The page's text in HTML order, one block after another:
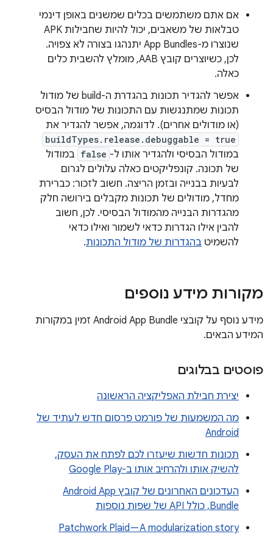
אם אתם משתמשים בכלים שמשנים באופן דינמי
טבלאות של משאבים, יכול להיות שחבילות APK
שנוצרו מ-App Bundles יתנהגו בצורה לא צפויה.
לכן, כשיוצרים קובץ AAB, מומלץ להשבית כלים
כאלה.
אפשר להגדיר תכונות בהגדרת ה-build של מודול
תכונות שמתנגשות עם התכונות של מודול הבסיס
(או מודולים אחרים). לדוגמה, אפשר להגדיר את
buildTypes.release.debuggable = true
במודול הבסיסי ולהגדיר אותו ל- false במודול
של תכונה. קונפליקטים כאלה עלולים לגרום
לבעיות בבנייה ובזמן הריצה. חשוב לזכור: כברירת
מחדל, מודולים של תכונות מקבלים בירושה חלק
מהגדרות הבנייה מהמודול הבסיסי. לכן, חשוב
להבין אילו הגדרות כדאי לשמור ואילו כדאי
להשמיט בהגדרות של מודול התכונות.
מקורות מידע נוספים
מידע נוסף על קובצי Android App Bundle זמין במקורות
המידע הבאים.
פוסטים בבלוגים
יצירת חבילת האפליקציה הראשונה
מה המשמעות של פורמט פרסום חדש לעתיד של
Android
תכונות חדשות שיעזרו לכם לפתח את העסק,
להשיק אותו ולהרחיב אותו ב-Google Play
העדכונים האחרונים של קובץ Android App
Bundle, כולל API של שפות נוספות
Patchwork Plaid — A modularization story